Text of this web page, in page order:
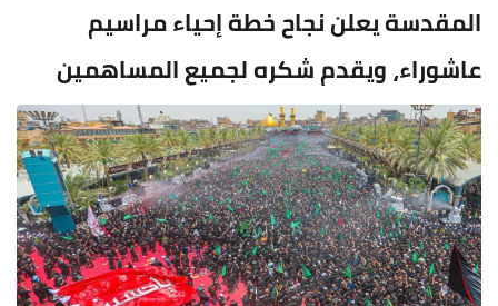
المقدسة يعلن نجاح خطة إحياء مراسيم
عاشوراء، ويقدم شكره لجميع المساهمين